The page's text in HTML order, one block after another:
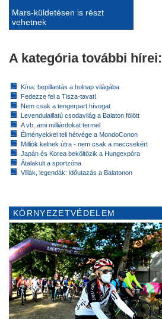
Mars-küldetésen is részt
vehetnek
A kategória további hírei:
Kína: bepillantás a holnap világába
Fedezze fel a Tisza-tavat!
Nem csak a tengerpart hívogat
Levendulaillatú csodavilág a Balaton fölött
A vb, ami milliárdokat termel
Élményekkel teli hétvége a MondoConon
Milliók kelnek útra - nem csak a meccsekért
Japán és Korea beköltözik a Hungexpóra
Átalakult a sportzóna
Villák, legendák: időutazás a Balatonon
KÖRNYEZETVÉDELEM